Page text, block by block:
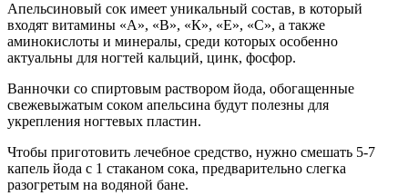
Апельсиновый сок имеет уникальный состав, в который
входят витамины «А», «В», «К», «Е», «С», а также
аминокислоты и минералы, среди которых особенно
актуальны для ногтей кальций, цинк, фосфор.
Ванночки со спиртовым раствором йода, обогащенные
свежевыжатым соком апельсина будут полезны для
укрепления ногтевых пластин.
Чтобы приготовить лечебное средство, нужно смешать 5-7
капель йода с 1 стаканом сока, предварительно слегка
разогретым на водяной бане.